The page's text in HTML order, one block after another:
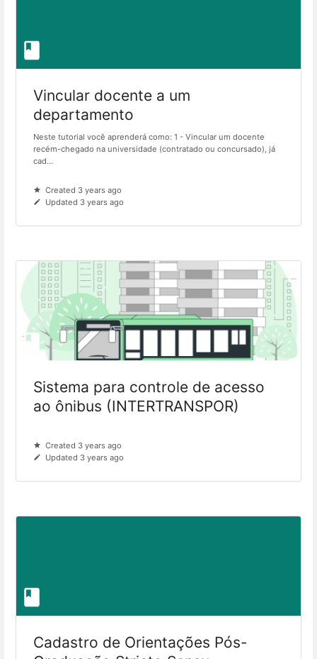
Vincular docente a um
departamento
Neste tutorial você aprenderá como: 1 - Vincular um docente
recém-chegado na universidade (contratado ou concursado), já
cad...
Created 3 years ago
Updated 3 years ago
Sistema para controle de acesso
ao ônibus (INTERTRANSPOR)
Created 3 years ago
Updated 3 years ago
Cadastro de Orientações Pós-